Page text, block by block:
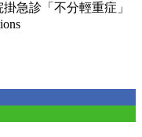
急診「不分輕重症」